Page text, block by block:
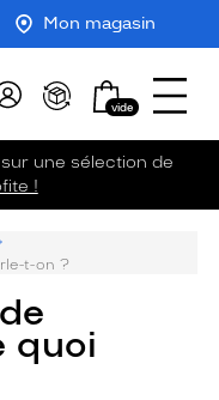
Mon magasin
Mon
panier
vide
une sélection de
!
t-on ?
quoi